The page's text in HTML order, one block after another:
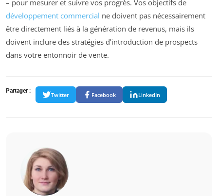
– pour mesurer et suivre vos progrès. Vos objectifs de
développement commercial ne doivent pas nécessairement
être directement liés à la génération de revenus, mais ils
doivent inclure des stratégies d’introduction de prospects
dans votre entonnoir de vente.
Partager :
Twitter Facebook LinkedIn